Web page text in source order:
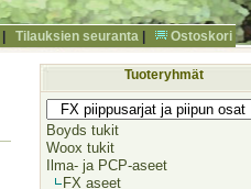
Tilauksien seuranta Ostoskori
Tuoteryhmät
Boyds tukit
Woox tukit
Ilma- ja PCP-aseet
FX aseet